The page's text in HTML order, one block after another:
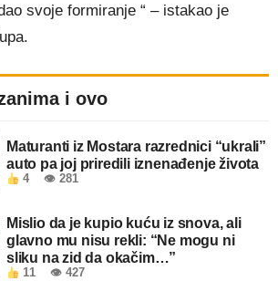
svoje formiranje “ – istakao je
i ovo
Maturanti iz Mostara razrednici “ukrali”
auto pa joj priredili iznenađenje života
4 👁 281
Mislio da je kupio kuću iz snova, ali
glavno mu nisu rekli: “Ne mogu ni
sliku na zid da okačim…”
11 👁 427